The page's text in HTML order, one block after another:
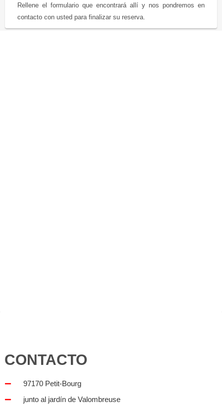
Rellene el formulario que encontrará allí y nos pondremos en
contacto con usted para finalizar su reserva.
CONTACTO
97170 Petit-Bourg
junto al jardín de Valombreuse